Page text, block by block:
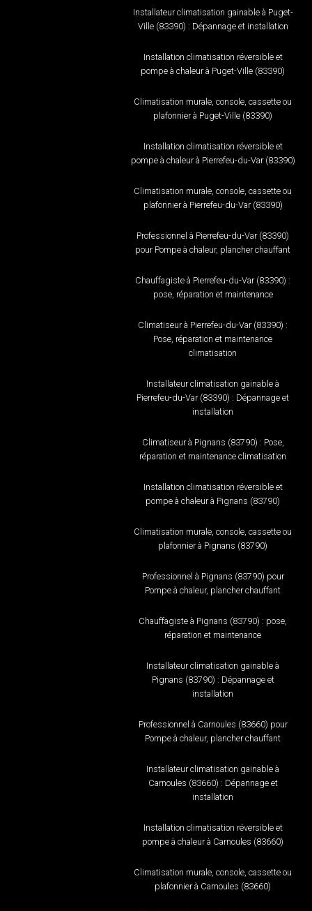
Installateur climatisation gainable à Puget-
Ville (83390) : Dépannage et installation
Installation climatisation réversible et
pompe à chaleur à Puget-Ville (83390)
Climatisation murale, console, cassette ou
plafonnier à Puget-Ville (83390)
Installation climatisation réversible et
pompe à chaleur à Pierrefeu-du-Var (83390)
Climatisation murale, console, cassette ou
plafonnier à Pierrefeu-du-Var (83390)
Professionnel à Pierrefeu-du-Var (83390)
pour Pompe à chaleur, plancher chauffant
Chauffagiste à Pierrefeu-du-Var (83390) :
pose, réparation et maintenance
Climatiseur à Pierrefeu-du-Var (83390) :
Pose, réparation et maintenance
climatisation
Installateur climatisation gainable à
Pierrefeu-du-Var (83390) : Dépannage et
installation
Climatiseur à Pignans (83790) : Pose,
réparation et maintenance climatisation
Installation climatisation réversible et
pompe à chaleur à Pignans (83790)
Climatisation murale, console, cassette ou
plafonnier à Pignans (83790)
Professionnel à Pignans (83790) pour
Pompe à chaleur, plancher chauffant
Chauffagiste à Pignans (83790) : pose,
réparation et maintenance
Installateur climatisation gainable à
Pignans (83790) : Dépannage et
installation
Professionnel à Carnoules (83660) pour
Pompe à chaleur, plancher chauffant
Installateur climatisation gainable à
Carnoules (83660) : Dépannage et
installation
Installation climatisation réversible et
pompe à chaleur à Carnoules (83660)
Climatisation murale, console, cassette ou
plafonnier à Carnoules (83660)